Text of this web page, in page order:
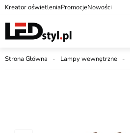
Kreator oświetleniaPromocjeNowości
Strona Główna Lampy wewnętrzne